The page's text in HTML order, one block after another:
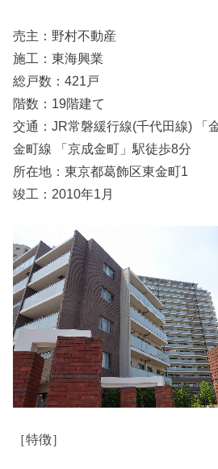
売主：野村不動産
施工：東海興業
総戸数：421戸
階数：19階建て
交通：JR常磐緩行線(千代田線)
金町線 「京成金町」駅徒歩8分
所在地：東京都葛飾区東金町1
竣工：2010年1月
［特徴］